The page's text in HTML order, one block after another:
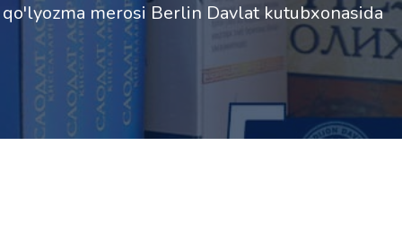
merosi Berlin Davlat kutubxonasida